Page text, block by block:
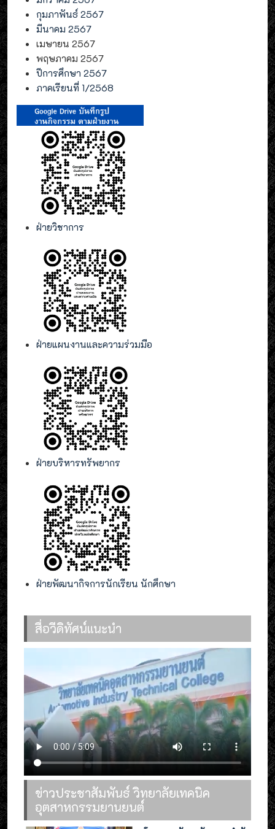
กุมภาพันธ์ 2567
มีนาคม 2567
เมษายน 2567
พฤษภาคม 2567
ปีการศึกษา 2567
ภาคเรียนที่ 1/2568
ฝ่ายวิชาการ
ฝ่ายแผนงานและความร่วมมือ
ฝ่ายบริหารทรัพยากร
ฝ่ายพัฒนากิจการนักเรียน นักศึกษา
สื่อวีดิทัศน์แนะนำ
ข่าวประชาสัมพันธ์ วิทยาลัยเทคนิค
อุตสาหกรรมยานยนต์